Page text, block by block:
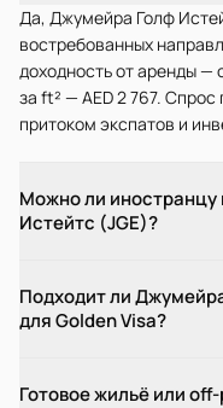
Да, Джумейра Голф
востребованных
доходность от аренды —
за ft² — AED 2 767.
притоком экспатов и
Можно ли иностранцу
Истейтс (JGE)?
Подходит ли
для Golden Visa?
Готовое жильё или